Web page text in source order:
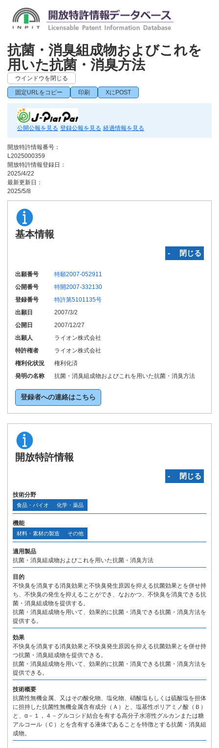
抗菌・消臭組成物およびこれを
用いた抗菌・消臭方法
ウインドウを閉じる
固定URLをコピー 印刷 XにPOST
公開公報を見る 登録公報を見る 経過情報を見る
開放特許情報番号：
L2025000359
開放特許情報登録日：
2025/4/22
最新更新日：
2025/5/8
基本情報
‐ 閉じる
出願番号
特願2007-052911
公開番号
特開2007-332130
登録番号
特許第5101135号
出願日
2007/3/2
公開日
2007/12/27
出願人
ライオン株式会社
特許権者
ライオン株式会社
権利化状況
権利化済
発明の名称
抗菌・消臭組成物およびこれを用いた抗菌・消臭方法
登録者への連絡はこちら
開放特許情報
‐ 閉じる
技術分野
食品・バイオ 化学・薬品
機能
材料・素材の製造 その他
適用製品
抗菌・消臭組成物およびこれを用いた抗菌・消臭方法
目的
不快臭を消臭する消臭効果と不快臭発生原因を抑える抗菌効果とを併せ持
ち、不快臭の発生を抑えることができ、なおかつ、不快臭を消臭できる抗
菌・消臭組成物を提供する。
抗菌・消臭組成物を用いて、効果的に抗菌・消臭できる抗菌・消臭方法を
提供する。
効果
不快臭を消臭する消臭効果と不快臭発生原因を抑える抗菌効果とを併せ持
つ抗菌・消臭組成物を提供できる。
抗菌・消臭組成物を用いて、効果的に抗菌・消臭できる抗菌・消臭方法を
提供できる。
技術概要
抗菌性無機金属、又はその酸化物、塩化物、硝酸塩もしくは硫酸塩を担体
に担持した抗菌性無機金属含有成分（Ａ）と、塩基性ポリアミノ酸（Ｂ）
と、α－１，４－グルコシド結合を有する高分子水溶性グルカンまたは糖
アルコール（Ｃ）とを含有する液体であることを特徴とする抗菌・消臭組
成物。